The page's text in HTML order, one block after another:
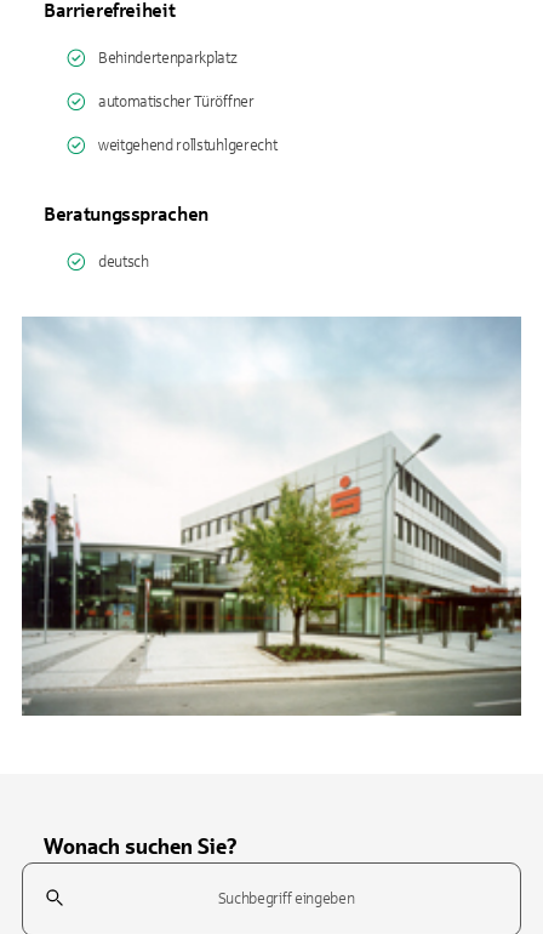
Barrierefreiheit
Behindertenparkplatz
automatischer Türöffner
weitgehend rollstuhlgerecht
Beratungssprachen
deutsch
Wonach suchen Sie?
Suchfeld